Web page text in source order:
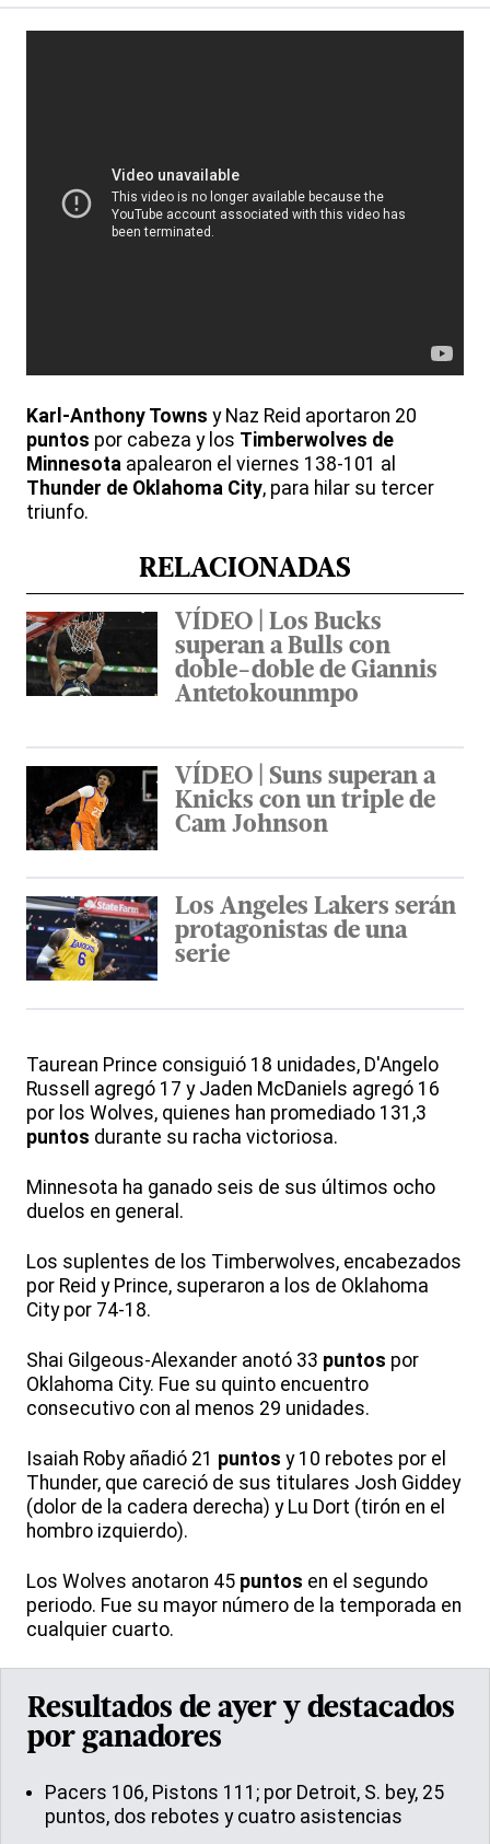
Karl-Anthony Towns y Naz Reid aportaron 20
puntos por cabeza y los Timberwolves de
Minnesota apalearon el viernes 138-101 al
Thunder de Oklahoma City, para hilar su tercer
triunfo.
RELACIONADAS
VÍDEO | Los Bucks
superan a Bulls con
doble-doble de Giannis
Antetokounmpo
VÍDEO | Suns superan a
Knicks con un triple de
Cam Johnson
Los Angeles Lakers serán
protagonistas de una
serie
Taurean Prince consiguió 18 unidades, D'Angelo
Russell agregó 17 y Jaden McDaniels agregó 16
por los Wolves, quienes han promediado 131,3
puntos durante su racha victoriosa.
Minnesota ha ganado seis de sus últimos ocho
duelos en general.
Los suplentes de los Timberwolves, encabezados
por Reid y Prince, superaron a los de Oklahoma
City por 74-18.
Shai Gilgeous-Alexander anotó 33 puntos por
Oklahoma City. Fue su quinto encuentro
consecutivo con al menos 29 unidades.
Isaiah Roby añadió 21 puntos y 10 rebotes por el
Thunder, que careció de sus titulares Josh Giddey
(dolor de la cadera derecha) y Lu Dort (tirón en el
hombro izquierdo).
Los Wolves anotaron 45 puntos en el segundo
periodo. Fue su mayor número de la temporada en
cualquier cuarto.
Resultados de ayer y destacados
por ganadores
Pacers 106, Pistons 111; por Detroit, S. bey, 25
puntos, dos rebotes y cuatro asistencias